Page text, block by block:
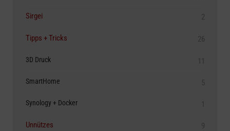
Sirgei 2
Tipps + Tricks 26
3D Druck 11
SmartHome 5
Synology + Docker 1
Unnützes 9